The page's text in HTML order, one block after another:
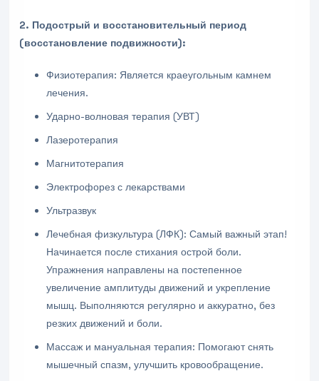
2. Подострый и восстановительный период
(восстановление подвижности):
Физиотерапия: Является краеугольным камнем
лечения.
Ударно-волновая терапия (УВТ)
Лазеротерапия
Магнитотерапия
Электрофорез с лекарствами
Ультразвук
Лечебная физкультура (ЛФК): Самый важный этап!
Начинается после стихания острой боли.
Упражнения направлены на постепенное
увеличение амплитуды движений и укрепление
мышц. Выполняются регулярно и аккуратно, без
резких движений и боли.
Массаж и мануальная терапия: Помогают снять
мышечный спазм, улучшить кровообращение.